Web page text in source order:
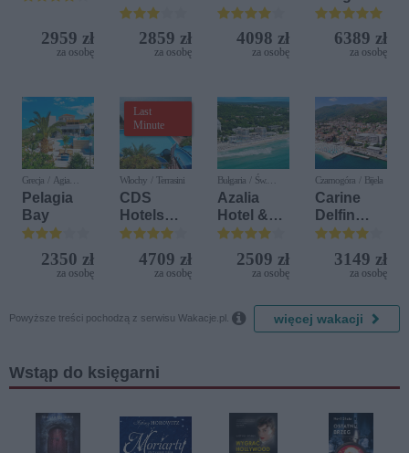
2959 zł
za osobę
2859 zł
za osobę
Bay
Resort
4098 zł
za osobę
Beach &
Golf
Resort by
6389 zł
za osobę
Grecja / Agia
Pelagia
Pelagia
Bay
2350 zł
za osobę
Last
Minute
Włochy / Terrasini
CDS
Hotels
Terrasini
(ex. Citta
del Mare)
4709 zł
za osobę
Bułgaria / Św.
Konstantyn i Elena
Azalia
Hotel &
Spa
2509 zł
za osobę
Czarnogóra / Bijela
Carine
Delfin
Bijela (ex.
Iberostar
Bijela
3149 zł
za osobę
Powyższe treści pochodzą z serwisu Wakacje.pl.  więcej wakacji
Wstąp do księgarni